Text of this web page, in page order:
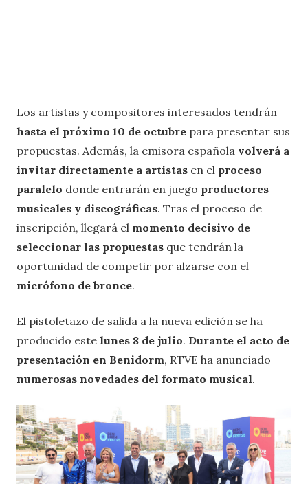
Los artistas y compositores interesados tendrán
hasta el próximo 10 de octubre para presentar sus
propuestas. Además, la emisora española volverá a
invitar directamente a artistas en el proceso
paralelo donde entrarán en juego productores
musicales y discográficas. Tras el proceso de
inscripción, llegará el momento decisivo de
seleccionar las propuestas que tendrán la
oportunidad de competir por alzarse con el
micrófono de bronce.
El pistoletazo de salida a la nueva edición se ha
producido este lunes 8 de julio. Durante el acto de
presentación en Benidorm, RTVE ha anunciado
numerosas novedades del formato musical.